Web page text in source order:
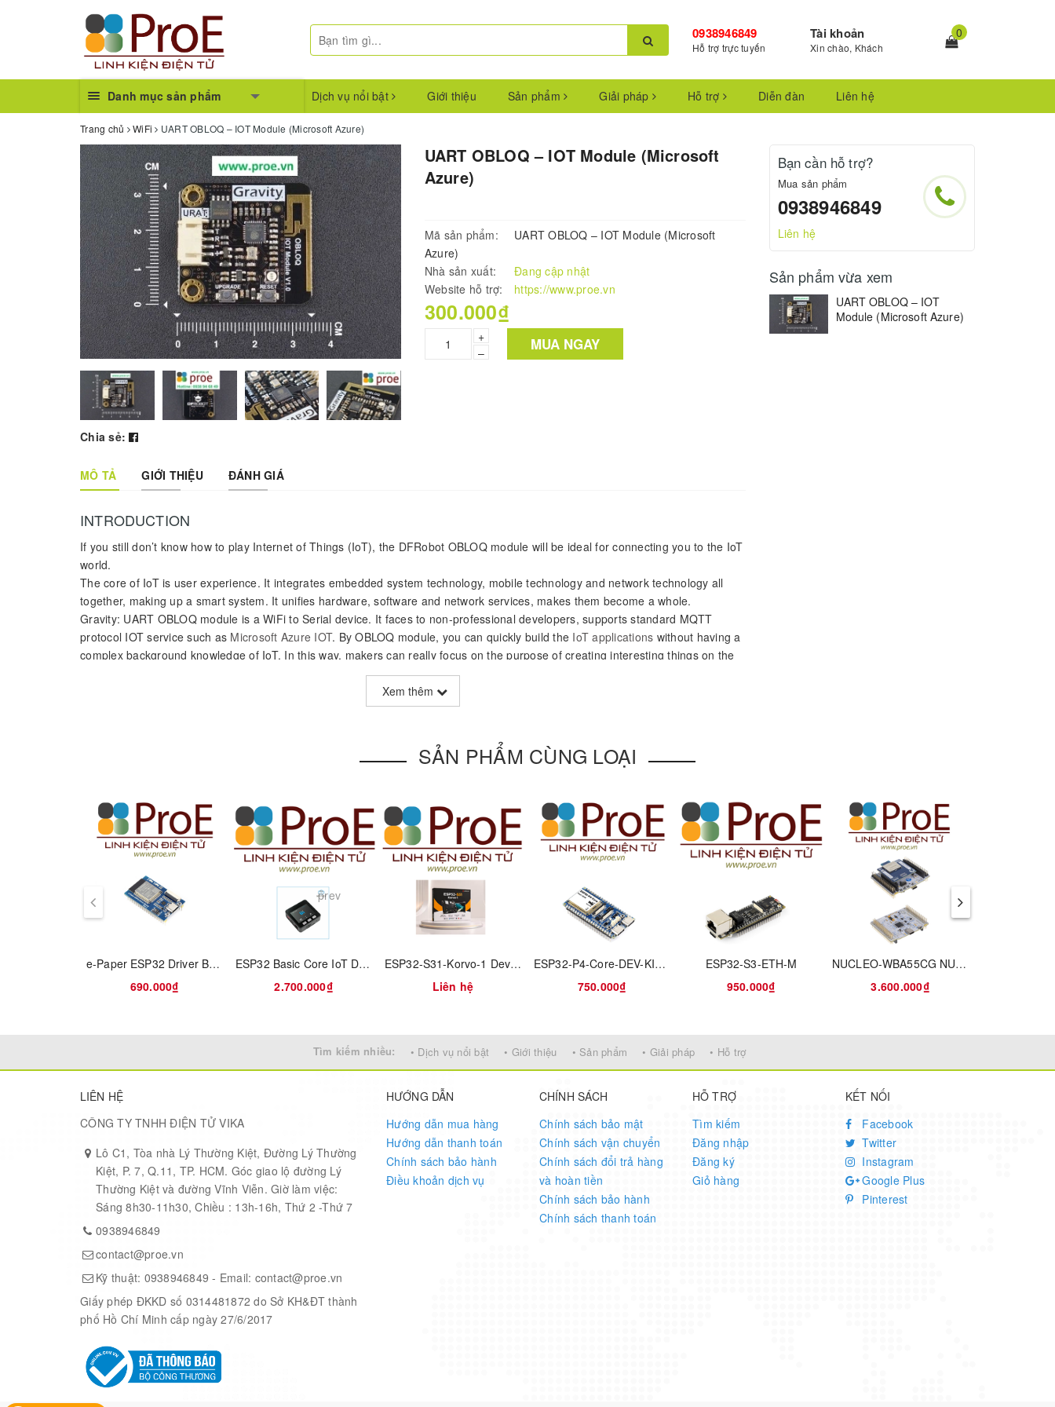
0938946849
Hỗ trợ trực tuyến
Tài khoản
Xin chào, Khách
0
Danh mục sản phẩm Dịch vụ nổi bật Giới thiệu Sản phẩm Giải pháp Hỗ trợ Diễn đàn Liên hệ
Trang chủ WiFi UART OBLOQ – IOT Module (Microsoft Azure)
Chia sẻ:
UART OBLOQ – IOT Module (Microsoft
Azure)
Mã sản phẩm:
UART OBLOQ – IOT Module (Microsoft
Azure)
Nhà sản xuất:
Đang cập nhật
Website hỗ trợ:
https://www.proe.vn
300.000₫
+
–
MUA NGAY
MÔ TẢ GIỚI THIỆU ĐÁNH GIÁ
INTRODUCTION
If you still don’t know how to play Internet of Things (IoT), the DFRobot OBLOQ module will be ideal for connecting you to the IoT
world.
The core of IoT is user experience. It integrates embedded system technology, mobile technology and network technology all
together, making up a smart system. It unifies hardware, software and network services, makes them become a whole.
Gravity: UART OBLOQ module is a WiFi to Serial device. It faces to non-professional developers, supports standard MQTT
protocol IOT service such as Microsoft Azure IOT. By OBLOQ module, you can quickly build the IoT applications without having a
complex background knowledge of IoT. In this way, makers can really focus on the purpose of creating interesting things on the
, it has compact size, low price, simple interface, plug and play feature, and it
Xem thêm
Bạn cần hỗ trợ?
Mua sản phẩm
0938946849
Liên hệ
Sản phẩm vừa xem
UART OBLOQ – IOT
Module (Microsoft Azure)
SẢN PHẨM CÙNG LOẠI
e-Paper ESP32 Driver Board
690.000₫
ESP32 Basic Core IoT Development Kit V2.7
2.700.000₫
ESP32-S31-Korvo-1 Development Board Espressif System AI Intelligent Multimedia Development Board
Liên hệ
ESP32-P4-Core-DEV-KIT-M
750.000₫
ESP32-S3-ETH-M
950.000₫
NUCLEO-WBA55CG NUCLEO-64 STM32WBA55CG EVAL BRD
3.600.000₫
prev
Tìm kiếm nhiều: • Dịch vụ nổi bật • Giới thiệu • Sản phẩm • Giải pháp • Hỗ trợ
LIÊN HỆ
CÔNG TY TNHH ĐIỆN TỬ VIKA
Lô C1, Tòa nhà Lý Thường Kiệt, Đường Lý Thường
Kiệt, P. 7, Q.11, TP. HCM. Góc giao lộ đường Lý
Thường Kiệt và đường Vĩnh Viễn. Giờ làm việc:
Sáng 8h30-11h30, Chiều : 13h-16h, Thứ 2 -Thứ 7
0938946849
contact@proe.vn
Kỹ thuật: 0938946849 - Email: contact@proe.vn
Giấy phép ĐKKD số 0314481872 do Sở KH&ĐT thành
phố Hồ Chí Minh cấp ngày 27/6/2017
HƯỚNG DẪN
Hướng dẫn mua hàng
Hướng dẫn thanh toán
Chính sách bảo hành
Điều khoản dịch vụ
CHÍNH SÁCH
Chính sách bảo mật
Chính sách vận chuyển
Chính sách đổi trả hàng
và hoàn tiền
Chính sách bảo hành
Chính sách thanh toán
HỖ TRỢ
Tìm kiếm
Đăng nhập
Đăng ký
Giỏ hàng
KẾT NỐI
Facebook
Twitter
Instagram
Google Plus
Pinterest